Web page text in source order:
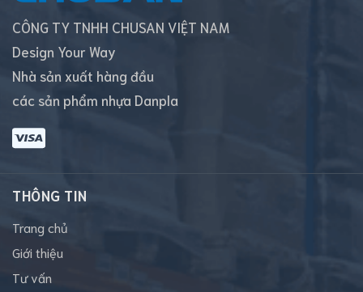
CÔNG TY TNHH CHUSAN VIỆT NAM
Design Your Way
Nhà sản xuất hàng đầu
các sản phẩm nhựa Danpla
THÔNG TIN
Trang chủ
Giới thiệu
Tư vấn